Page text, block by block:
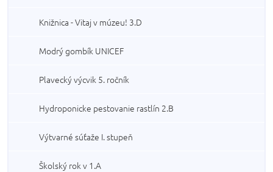
Knižnica - Vitaj v múzeu! 3.D
Modrý gombík UNICEF
Plavecký výcvik 5. ročník
Hydroponicke pestovanie rastlín 2.B
Výtvarné súťaže I. stupeň
Školský rok v 1.A